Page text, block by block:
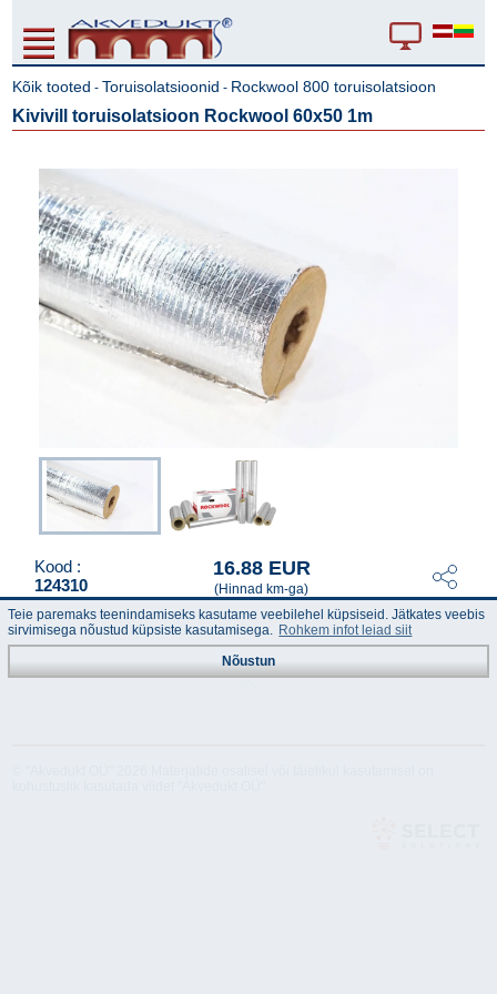
Kõik tooted - Toruisolatsioonid - Rockwool 800 toruisolatsioon
Kivivill toruisolatsioon Rockwool 60x50 1m
Kood :
124310
16.88 EUR
(Hinnad km-ga)
Teie paremaks teenindamiseks kasutame veebilehel küpsiseid. Jätkates veebis
sirvimisega nõustud küpsiste kasutamisega. Rohkem infot leiad siit
Nõustun